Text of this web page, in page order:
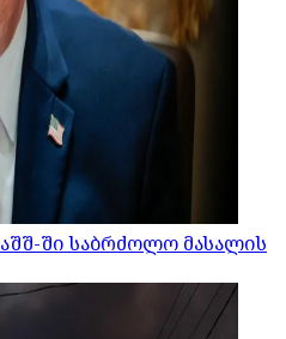
ში საბრძოლო მასალის